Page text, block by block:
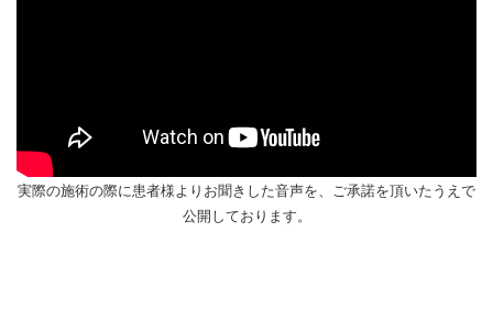
実際の施術の際に患者様よりお聞きした音声を、ご承諾を頂いたうえで
公開しております。